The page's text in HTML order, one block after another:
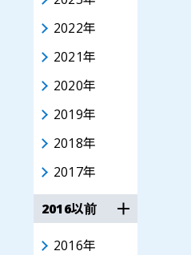
2022年
2021年
2020年
2019年
2018年
2017年
2016以前
2016年